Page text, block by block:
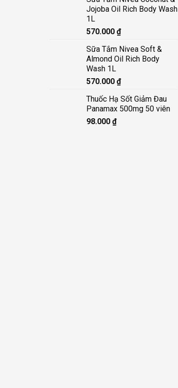
Jojoba Oil Rich Body Wash
1L
570.000 ₫
Sữa Tắm Nivea Soft &
Almond Oil Rich Body
Wash 1L
570.000 ₫
Thuốc Hạ Sốt Giảm Đau
Panamax 500mg 50 viên
98.000 ₫